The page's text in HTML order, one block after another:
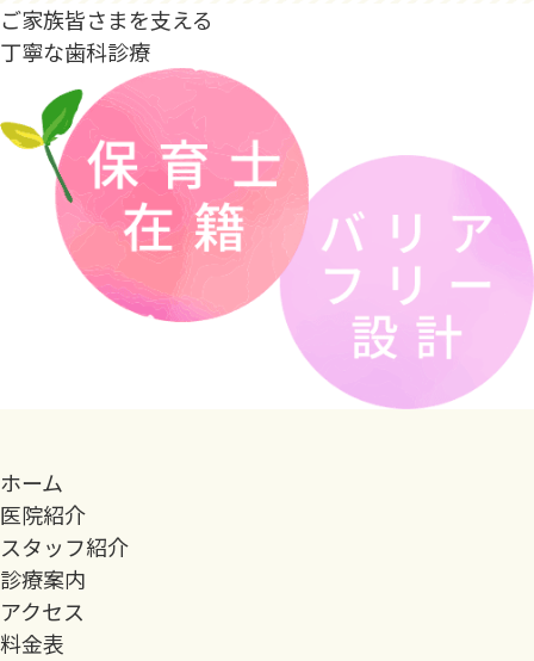
ご家族皆さまを支える
丁寧な歯科診療
ホーム
医院紹介
スタッフ紹介
診療案内
アクセス
料金表